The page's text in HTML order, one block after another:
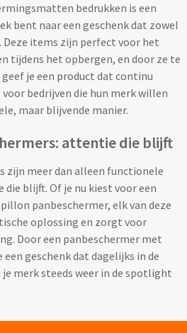
bedrukken
& hoofdbanden
& zonnekleppen
sjaals
bedrukken is een
bent naar een geschenk dat zowel
Deze items zijn perfect voor het
tijdens het opbergen, en door ze te
je een product dat continu
bedrijven die hun merk willen
maar blijvende manier.
attentie die blijft
zijn meer dan alleen functionele
blijft. Of je nu kiest voor een
panbeschermer, elk van deze
oplossing en zorgt voor
Door een panbeschermer met
geschenk dat dagelijks in de
merk steeds weer in de spotlight